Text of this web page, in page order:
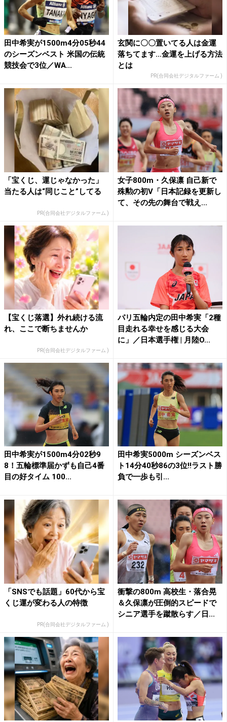
田中希実が1500m4分05秒44
のシーズンベスト 米国の伝統
競技会で3位／WA...
玄関に〇〇置いてる人は金運
落ちてます…金運を上げる方法
とは
PR(合同会社デジタルファーム )
「宝くじ、運じゃなかった」
当たる人は“同じこと”してる
PR(合同会社デジタルファーム )
女子800m・久保凛 自己新で
殊勲の初V「日本記録を更新し
て、その先の舞台で戦え...
【宝くじ落選】外れ続ける流
れ、ここで断ちませんか
PR(合同会社デジタルファーム )
パリ五輪内定の田中希実「2種
目走れる幸せを感じる大会
に」／日本選手権 | 月陸O...
田中希実が1500m4分02秒9
8！五輪標準届かずも自己4番
目の好タイム 100...
田中希実5000m シーズンベス
ト14分40秒86の3位!!ラスト勝
負で一歩も引...
「SNSでも話題」60代から宝
くじ運が変わる人の特徴
PR(合同会社デジタルファーム )
衝撃の800m 高校生・落合晃
＆久保凛が圧倒的スピードで
シニア選手を蹴散らす／日...